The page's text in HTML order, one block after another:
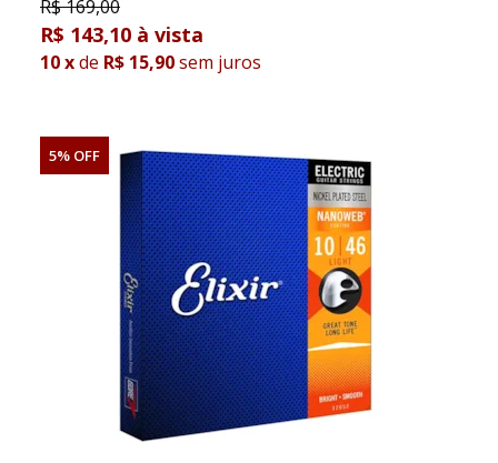
R$169,00
R$ 143,10
10xde R$ 15,90sem juros
5% OFF